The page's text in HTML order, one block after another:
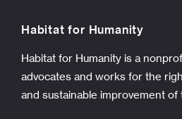
Habitat for Humanity
Habitat for Humanity is a
advocates and works for the
and sustainable improvement